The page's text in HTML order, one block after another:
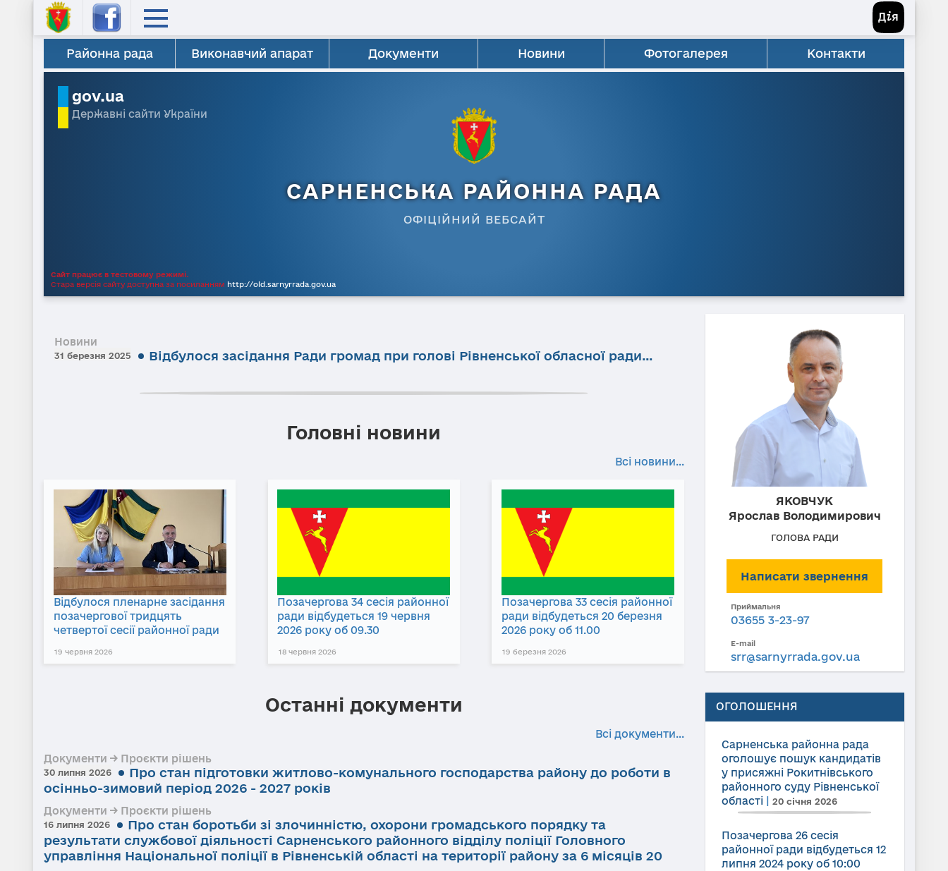
Районна рада Виконавчий апарат Документи Новини Фотогалерея Контакти
gov.ua
Державні сайти України
САРНЕНСЬКА РАЙОННА РАДА
ОФІЦІЙНИЙ ВЕБСАЙТ
Сайт працює в тестовому режимі.
Стара версія сайту доступна за посиланням http://old.sarnyrrada.gov.ua
Новини
31 березня 2025 Відбулося засідання Ради громад при голові Рівненської обласної ради…
Головні новини
Всі новини...
Відбулося пленарне засідання
позачергової тридцять
четвертої сесії районної ради
19 червня 2026
Позачергова 34 сесія районної
ради відбудеться 19 червня
2026 року об 09.30
18 червня 2026
Позачергова 33 сесія районної
ради відбудеться 20 березня
2026 року об 11.00
19 березня 2026
Останні документи
Всі документи...
Документи → Проєкти рішень
30 липня 2026
Про стан підготовки житлово-комунального господарства району до роботи в
осінньо-зимовий період 2026 - 2027 років
Документи → Проєкти рішень
16 липня 2026
Про стан боротьби зі злочинністю, охорони громадського порядку та
результати службової діяльності Сарненського районного відділу поліції Головного
управління Національної поліції в Рівненській області на території району за 6 місяців 20
ЯКОВЧУК
Ярослав Володимирович
ГОЛОВА РАДИ
Написати звернення
Приймальня
03655 3-23-97
E-mail
srr@sarnyrrada.gov.ua
ОГОЛОШЕННЯ
Сарненська районна рада
оголошує пошук кандидатів
у присяжні Рокитнівського
районного суду Рівненської
області| 20 січня 2026
Позачергова 26 сесія
районної ради відбудеться 12
липня 2024 року об 10:00